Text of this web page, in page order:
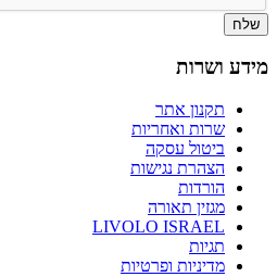
שלח
מידע ושרות
תקנון אתר
שרות ואחריות
ביטול עסקה
הצהרת נגישות
הורדות
מגזין תאורה
LIVOLO ISRAEL
תגיות
מדיניות ופרטיות